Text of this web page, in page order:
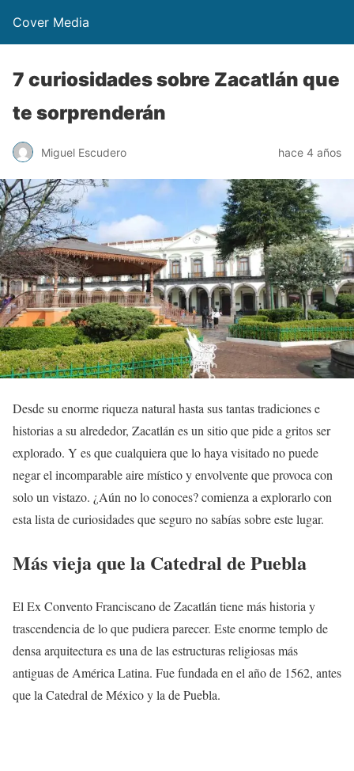
Cover Media
7 curiosidades sobre Zacatlán que
te sorprenderán
Miguel Escudero hace 4 años
Desde su enorme riqueza natural hasta sus tantas tradiciones e
historias a su alrededor, Zacatlán es un sitio que pide a gritos ser
explorado. Y es que cualquiera que lo haya visitado no puede
negar el incomparable aire místico y envolvente que provoca con
solo un vistazo. ¿Aún no lo conoces? comienza a explorarlo con
esta lista de curiosidades que seguro no sabías sobre este lugar.
Más vieja que la Catedral de Puebla
El Ex Convento Franciscano de Zacatlán tiene más historia y
trascendencia de lo que pudiera parecer. Este enorme templo de
densa arquitectura es una de las estructuras religiosas más
antiguas de América Latina. Fue fundada en el año de 1562, antes
que la Catedral de México y la de Puebla.